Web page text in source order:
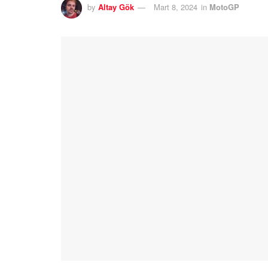
by Altay Gök Mart 8, 2024 in MotoGP